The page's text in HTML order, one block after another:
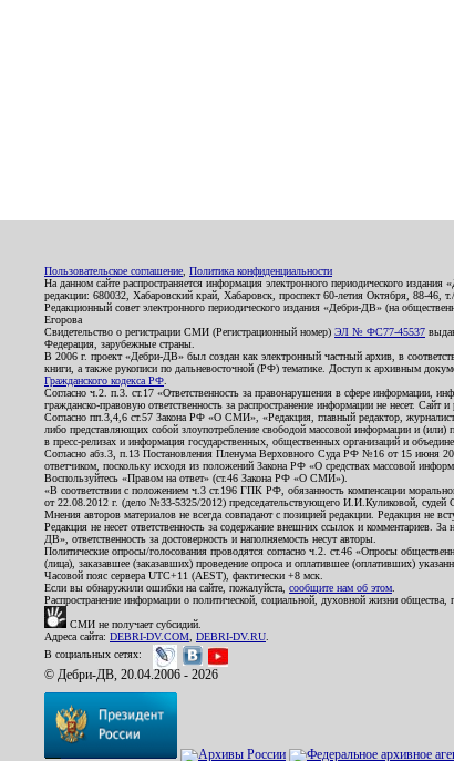
Пользовательское соглашение Политика конфиденциальности
На данном сайте распространяется информация электронного периодического
редакции: 680032, Хабаровский край, Хабаровск, проспект 60-летия Октября, 88-46,
Редакционный совет электронного периодического издания «Дебри-ДВ» (на
Егорова
Свидетельство о регистрации СМИ (Регистрационный номер) ЭЛ № ФС77-45537
Федерация, зарубежные страны.
В 2006 г. проект «Дебри-ДВ» был создан как электронный частный архив, в
книги, а также рукописи по дальневосточной (РФ) тематике. Доступ к архивным
Гражданского кодекса РФ
Согласно ч.2. п.3. ст.17 «Ответственность за правонарушения в сфере информации,
гражданско-правовую ответственность за распространение информации не несет.
Согласно пп.3,4,6 ст.57 Закона РФ «О СМИ», «Редакция, главный редактор, журналист
либо представляющих собой злоупотребление свободой массовой информации и
в пресс-релизах и информация государственных, общественных организаций и
Согласно абз.3, п.13 Постановления Пленума Верховного Суда РФ №16 от 15 июня
ответчиком, поскольку исходя из положений Закона РФ «О средствах массовой
Воспользуйтесь «Правом на ответ» (ст.46 Закона РФ «О СМИ»).
«В соответствии с положением ч.3 ст.196 ГПК РФ, обязанность компенсации
от 22.08.2012 г. (дело №33-5325/2012) председательствующего И.И.Куликовой,
Мнения авторов материалов не всегда совпадают с позицией редакции. Редакция не
Редакция не несет ответственность за содержание внешних ссылок и комментариев.
ДВ», ответственность за достоверность и наполняемость несут авторы.
Политические опросы/голосования проводятся согласно ч.2. ст.46 «Опросы
(лица), заказавшее (заказавших) проведение опроса и оплатившее (оплативших)
Часовой пояс сервера UTC+11 (AEST), фактически +8 мск.
Если вы обнаружили ошибки на сайте, пожалуйста, сообщите нам об этом
Распространение информации о политической, социальной, духовной жизни
СМИ не получает субсидий.
Адреса сайта: DEBRI-DV.COM DEBRI-DV.RU
В социальных сетях:
© Дебри-ДВ, 20.04.2006 - 2026